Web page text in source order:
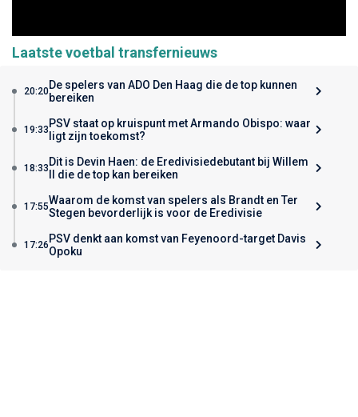
Laatste voetbal transfernieuws
20:20De spelers van ADO Den Haag die de top kunnen
bereiken
19:33 PSV staat op kruispunt met Armando Obispo: waar
ligt zijn toekomst?
18:33 Dit is Devin Haen: de Eredivisiedebutant bij Willem
II die de top kan bereiken
17:55Waarom de komst van spelers als Brandt en Ter
Stegen bevorderlijk is voor de Eredivisie
17:26 PSV denkt aan komst van Feyenoord-target Davis
Opoku